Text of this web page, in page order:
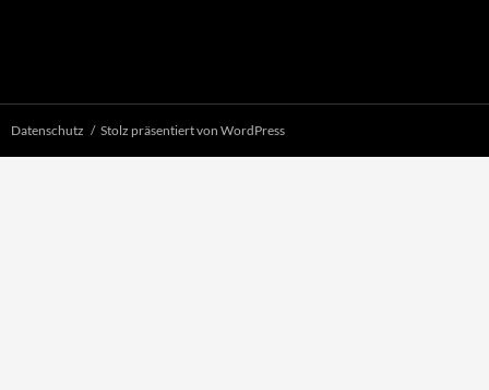
Datenschutz Stolz präsentiert von WordPress